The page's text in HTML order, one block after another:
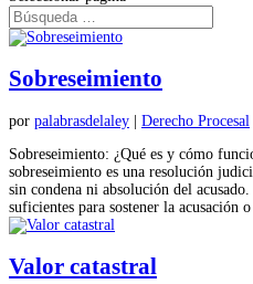
Sobreseimiento
por palabrasdelaley
Derecho Procesal
Sobreseimiento: ¿Qué es y cómo
sobreseimiento es una resolución
sin condena ni absolución del
suficientes para sostener la acusación o
Valor catastral